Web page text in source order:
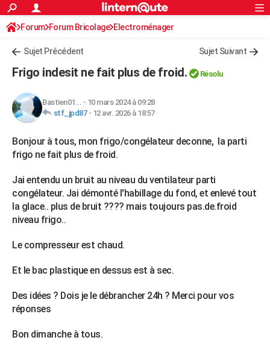
ACTUALITÉS
Politique
Société
Faits Divers
Education
Monde
Villes
+
Retraite
Impôts
Epargne
Immobilier
Risques naturels par ville
Banque
Assurance
Crédit
AUTO
HIGH-TECH
Mobiles
Meilleur smartphone
Internet
Ordinateurs
Jeux vidéo
Guide high-tech
+BRICOLAGE
Forum
Aménagement intérieur
Extérieur
Cuisine
Salle de bains
Jardinage
Rangement
WEEK-END
Guides de France
Escapades
Patrimoine
Expositions
Musées
Week-end nature
+LIFESTYLE
GUIDES D'ACHAT
BONS PLANS
S'inscrire
Connexion
Forum Forum Bricolage Electroménager
Sujet Précédent Sujet Suivant
Frigo indesit ne fait plus de froid. Résolu
Bastien01... - 10 mars 2024 à 09:28
stf_jpd87- 12 avr. 2026 à 18:57
Bonjour à tous, mon frigo/congélateur deconne, la parti
frigo ne fait plus de froid.
Jai entendu un bruit au niveau du ventilateur parti
congélateur. Jai démonté l'habillage du fond, et enlevé tout
la glace.. plus de bruit ???? mais toujours pas.de.froid
niveau frigo..
Le compresseur est chaud.
Et le bac plastique en dessus est à sec.
Des idées ? Dois je le débrancher 24h ? Merci pour vos
réponses
Bon dimanche à tous.